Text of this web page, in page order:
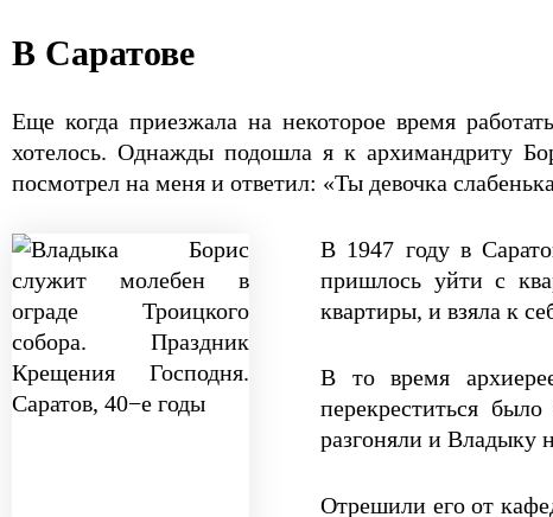
В Саратове
Еще когда приезжала на некоторое время
хотелось. Однажды подошла я к архимандриту
посмотрел на меня и ответил: «Ты девочка
В 1947 году в
пришлось уйти с
квартиры, и взяла к
В то время
перекреститься
разгоняли и Владыку
Отрешили его от